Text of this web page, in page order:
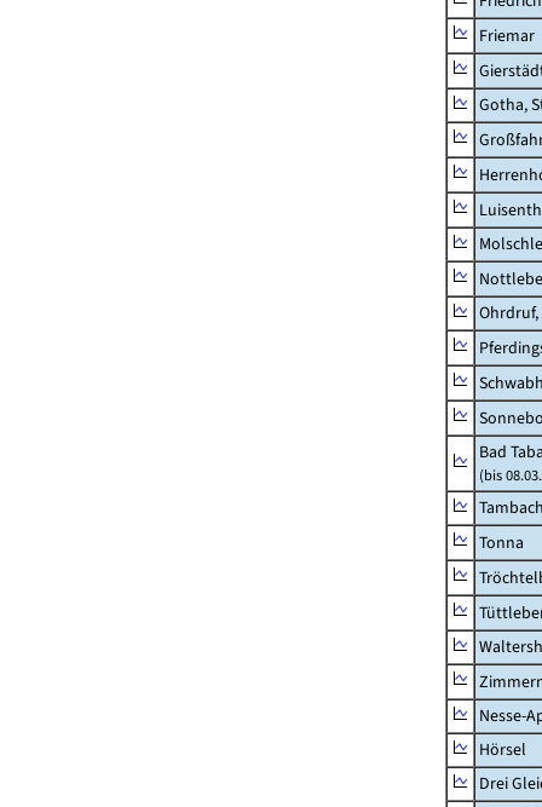
Friemar
Gotha,
Bad
(bis
Tonna
Nesse-
Hörsel
Drei